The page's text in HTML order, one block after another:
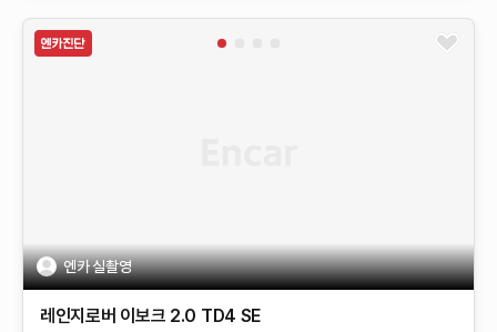
엔카 실촬영
레인지로버 이보크 2.0 TD4 SE